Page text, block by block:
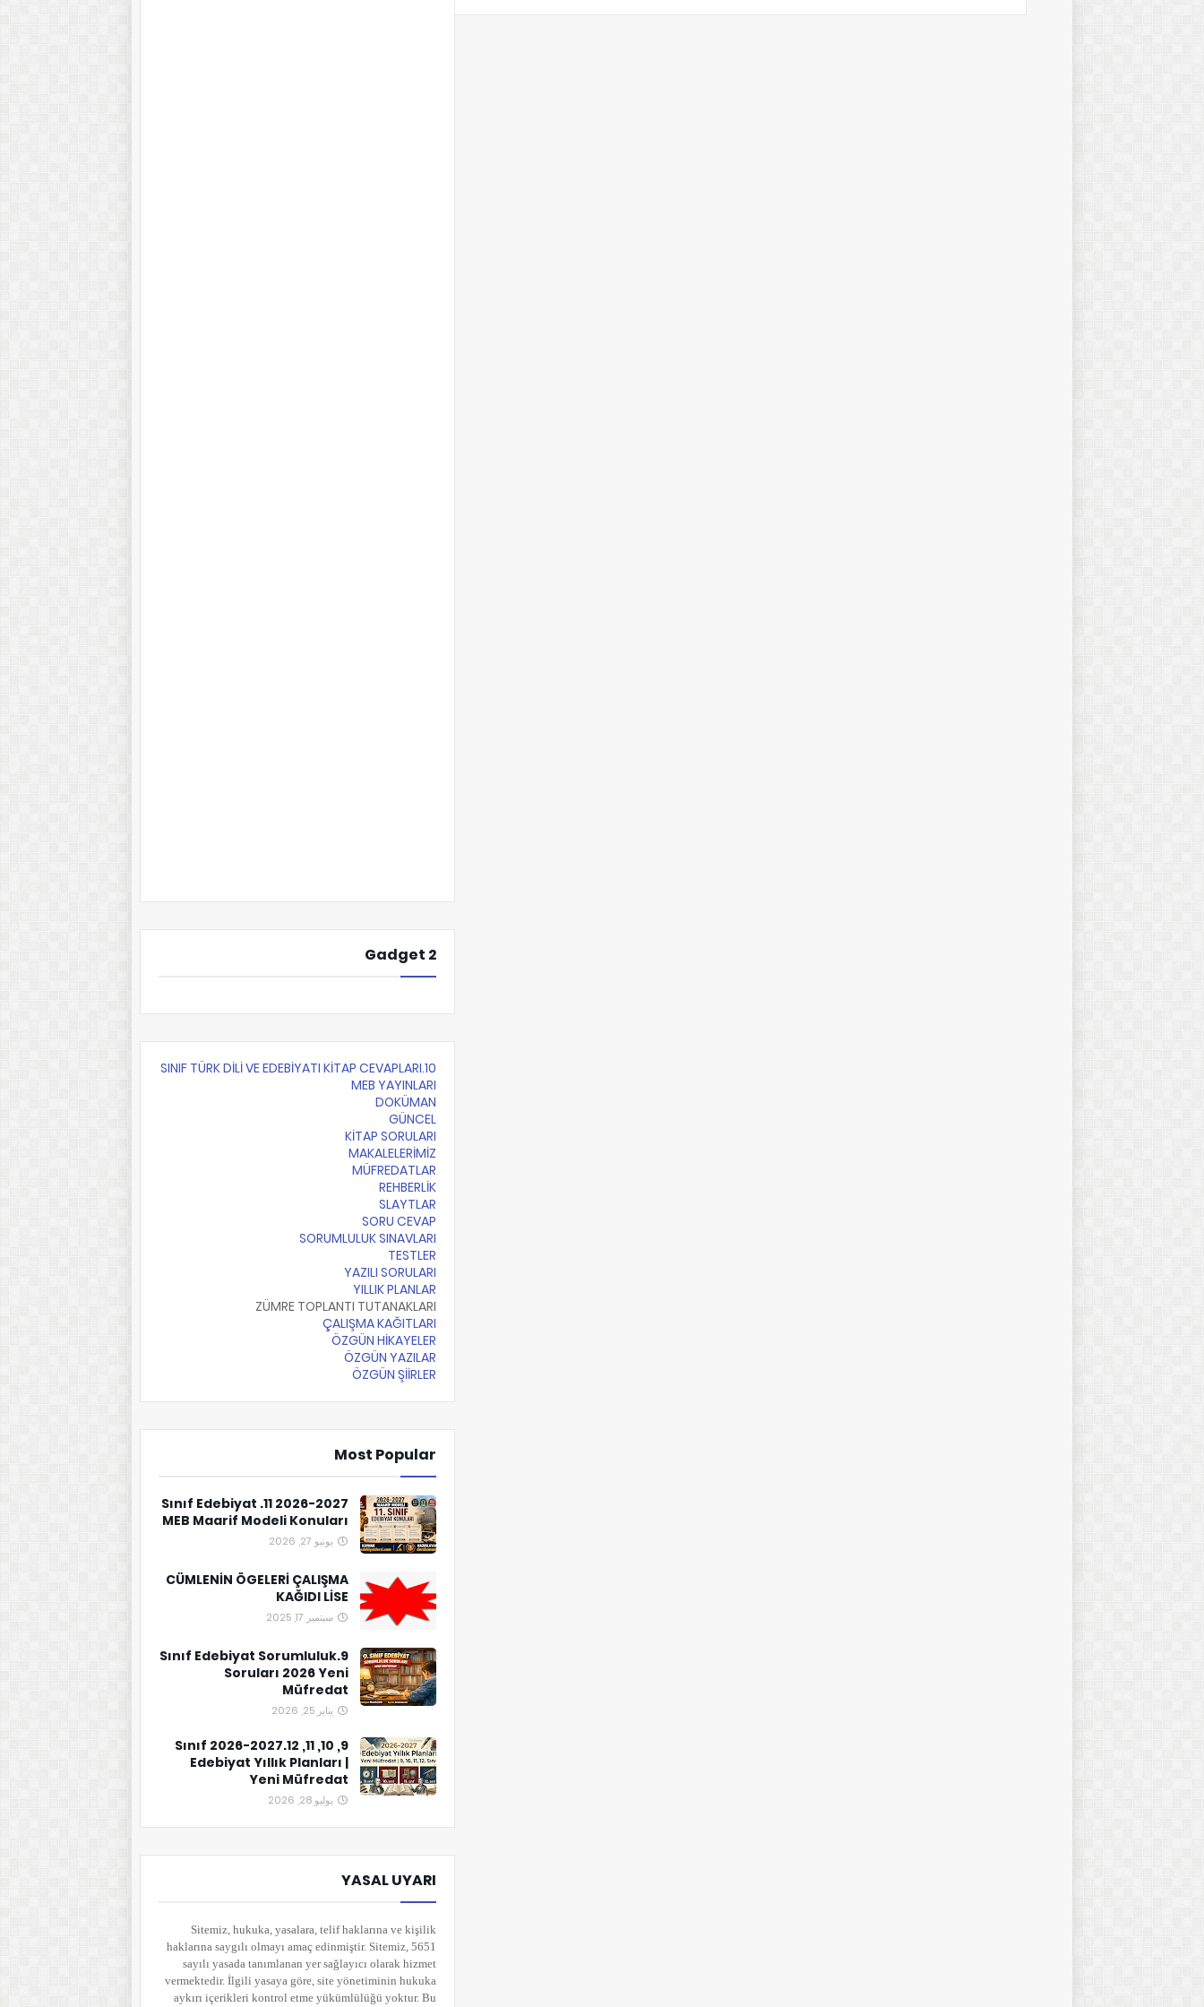
Gadget 2
10.SINIF TÜRK DİLİ VE EDEBİYATI KİTAP CEVAPLARI
MEB YAYINLARI
DOKÜMAN
GÜNCEL
KİTAP SORULARI
MAKALELERİMİZ
MÜFREDATLAR
REHBERLİK
SLAYTLAR
SORU CEVAP
SORUMLULUK SINAVLARI
TESTLER
YAZILI SORULARI
YILLIK PLANLAR
ZÜMRE TOPLANTI TUTANAKLARI
ÇALIŞMA KAĞITLARI
ÖZGÜN HİKAYELER
ÖZGÜN YAZILAR
ÖZGÜN ŞİİRLER
Most Popular
2026-2027 11. Sınıf Edebiyat
MEB Maarif Modeli Konuları
يونيو 27, 2026
CÜMLENİN ÖGELERİ ÇALIŞMA
KAĞIDI LİSE
سبتمبر 17, 2025
9.Sınıf Edebiyat Sorumluluk
Soruları 2026 Yeni
Müfredat
يناير 25, 2026
9, 10, 11, 12.Sınıf 2026-2027
Edebiyat Yıllık Planları |
Yeni Müfredat
يوليو 28, 2026
YASAL UYARI
Sitemiz, hukuka, yasalara, telif haklarına ve kişilik
haklarına saygılı olmayı amaç edinmiştir. Sitemiz, 5651
sayılı yasada tanımlanan yer sağlayıcı olarak hizmet
vermektedir. İlgili yasaya göre, site yönetiminin hukuka
aykırı içerikleri kontrol etme yükümlülüğü yoktur. Bu